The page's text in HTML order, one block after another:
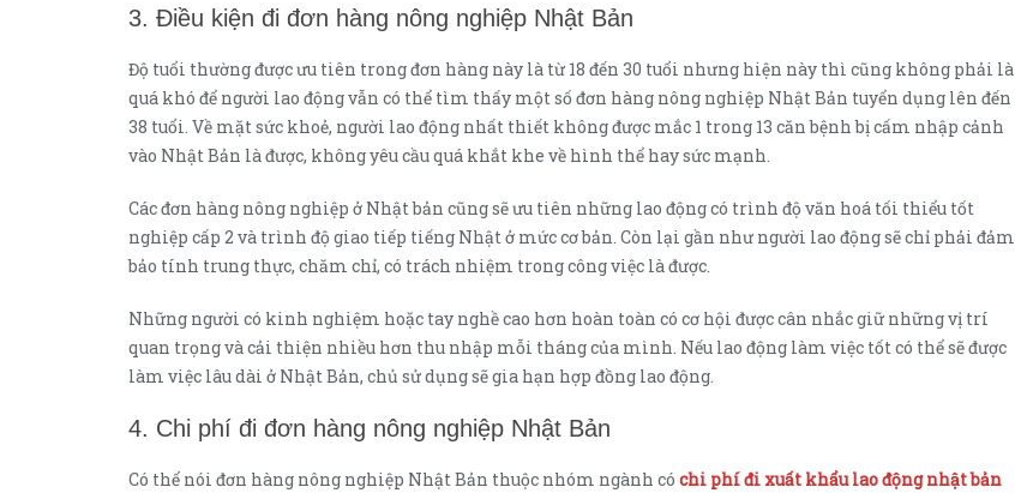
3. Điều kiện đi đơn hàng nông nghiệp Nhật Bản
Độ tuổi thường được ưu tiên trong đơn hàng này là từ 18 đến 30 tuổi nhưng hiện này thì cũng không phải là
quá khó để người lao động vẫn có thể tìm thấy một số đơn hàng nông nghiệp Nhật Bản tuyển dụng lên đến
38 tuổi. Về mặt sức khoẻ, người lao động nhất thiết không được mắc 1 trong 13 căn bệnh bị cấm nhập cảnh
vào Nhật Bản là được, không yêu cầu quá khắt khe về hình thể hay sức mạnh.
Các đơn hàng nông nghiệp ở Nhật bản cũng sẽ ưu tiên những lao động có trình độ văn hoá tối thiểu tốt
nghiệp cấp 2 và trình độ giao tiếp tiếng Nhật ở mức cơ bản. Còn lại gần như người lao động sẽ chỉ phải đảm
bảo tính trung thực, chăm chỉ, có trách nhiệm trong công việc là được.
Những người có kinh nghiệm hoặc tay nghề cao hơn hoàn toàn có cơ hội được cân nhắc giữ những vị trí
quan trọng và cải thiện nhiều hơn thu nhập mỗi tháng của mình. Nếu lao động làm việc tốt có thể sẽ được
làm việc lâu dài ở Nhật Bản, chủ sử dụng sẽ gia hạn hợp đồng lao động.
4. Chi phí đi đơn hàng nông nghiệp Nhật Bản
Có thể nói đơn hàng nông nghiệp Nhật Bản thuộc nhóm ngành có chi phí đi xuất khẩu lao động nhật bản